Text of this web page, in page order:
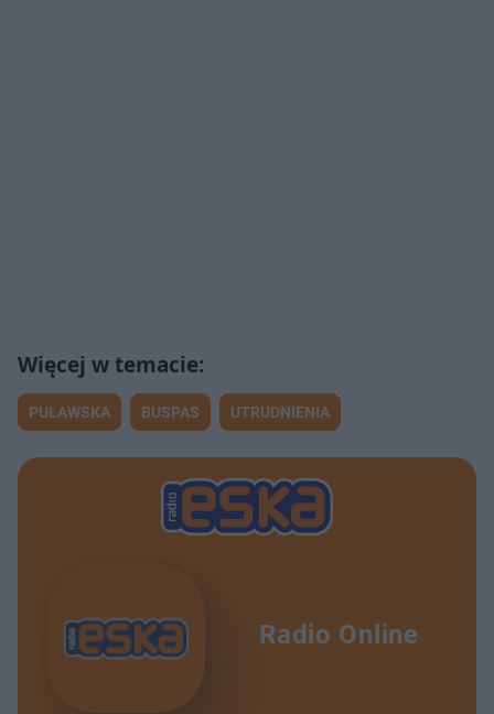
PUŁAWSKA BUSPAS UTRUDNIENIA
Radio Online